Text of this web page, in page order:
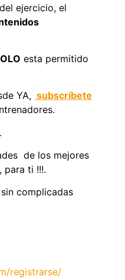
del ejercicio, el
esta permitido
YA, subscríbete
de los mejores
para ti !!!.
complicadas
registrarse/